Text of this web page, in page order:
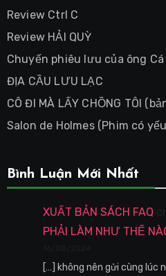
Review Ctrl C
Review HẢI QUỲ
Chuyến phiêu lưu của ông Cá
ĐỊA CẦU LƯU LẠC
CÔ ĐI MÀ LẤY CHỒNG TÔI
Salon de Holmes (Phim có
Bình Luận Mới Nhất
XUẤT BẢN SÁCH FAQ
PHẢI LÀM NHƯ THẾ
[…] không nên gửi cùng lúc